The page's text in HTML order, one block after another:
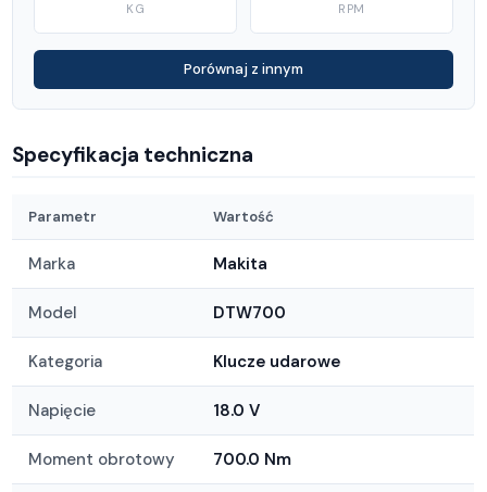
KG RPM
Porównaj z innym
Specyfikacja techniczna
Parametr Wartość
Marka Makita
Model DTW700
Kategoria Klucze udarowe
Napięcie 18.0 V
Moment obrotowy 700.0 Nm